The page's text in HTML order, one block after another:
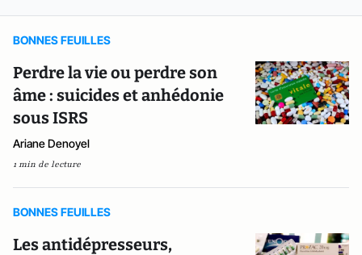
BONNES FEUILLES
Perdre la vie ou perdre son
âme : suicides et anhédonie
sous ISRS
Ariane Denoyel
1 min de lecture
BONNES FEUILLES
Les antidépresseurs,